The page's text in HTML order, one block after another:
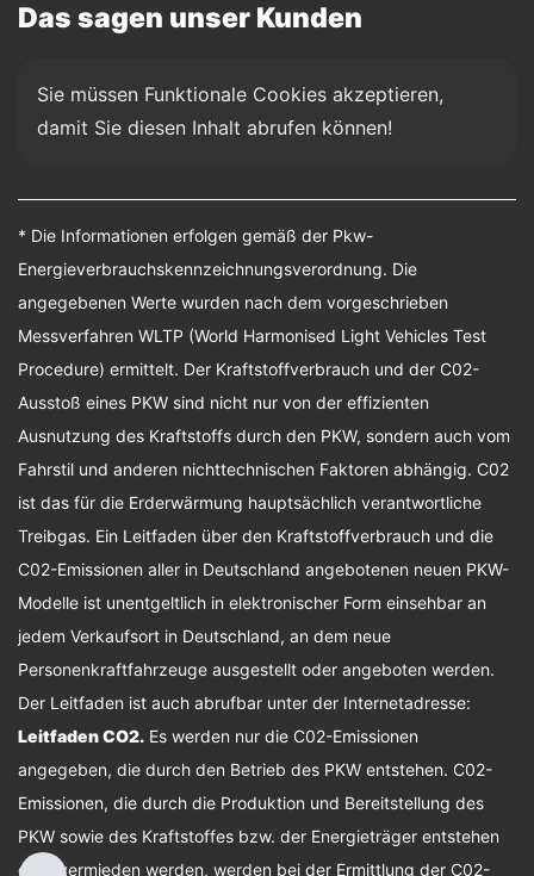
Das sagen unser Kunden
Sie müssen Funktionale Cookies akzeptieren,
damit Sie diesen Inhalt abrufen können!
* Die Informationen erfolgen gemäß der Pkw-
Energieverbrauchskennzeichnungsverordnung. Die
angegebenen Werte wurden nach dem vorgeschrieben
Messverfahren WLTP (World Harmonised Light Vehicles Test
Procedure) ermittelt. Der Kraftstoffverbrauch und der C02-
Ausstoß eines PKW sind nicht nur von der effizienten
Ausnutzung des Kraftstoffs durch den PKW, sondern auch vom
Fahrstil und anderen nichttechnischen Faktoren abhängig. C02
ist das für die Erderwärmung hauptsächlich verantwortliche
Treibgas. Ein Leitfaden über den Kraftstoffverbrauch und die
C02-Emissionen aller in Deutschland angebotenen neuen PKW-
Modelle ist unentgeltlich in elektronischer Form einsehbar an
jedem Verkaufsort in Deutschland, an dem neue
Personenkraftfahrzeuge ausgestellt oder angeboten werden.
Der Leitfaden ist auch abrufbar unter der Internetadresse:
Leitfaden CO2. Es werden nur die C02-Emissionen
angegeben, die durch den Betrieb des PKW entstehen. C02-
Emissionen, die durch die Produktion und Bereitstellung des
PKW sowie des Kraftstoffes bzw. der Energieträger entstehen
oder vermieden werden, werden bei der Ermittlung der C02-